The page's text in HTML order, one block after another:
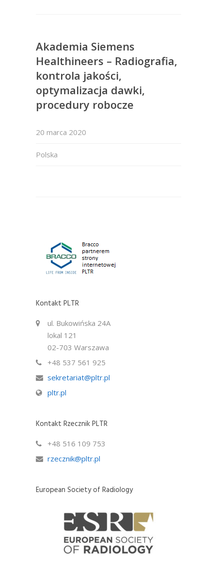
Akademia Siemens
Healthineers – Radiografia,
kontrola jakości,
optymalizacja dawki,
procedury robocze
20 marca 2020
Polska
Kontakt PLTR
ul. Bukowińska 24A
lokal 121
02-703 Warszawa
+48 537 561 925
sekretariat@pltr.pl
pltr.pl
Kontakt Rzecznik PLTR
+48 516 109 753
rzecznik@pltr.pl
European Society of Radiology